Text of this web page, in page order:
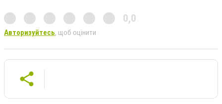
0,0
Авторизуйтесь, щоб оцінити